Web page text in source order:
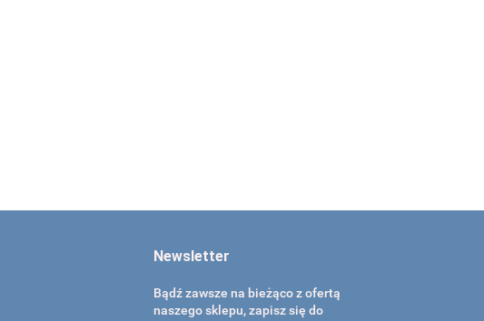
Newsletter
Bądź zawsze na bieżąco z ofertą
naszego sklepu, zapisz się do